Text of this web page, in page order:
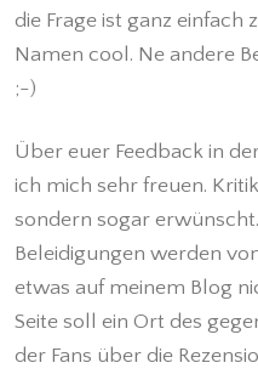
die Frage ist ganz
Namen cool. Ne andere
;-)
Über euer Feedback in
ich mich sehr freuen.
sondern sogar
Beleidigungen werden
etwas auf meinem Blog
Seite soll ein Ort des
der Fans über die